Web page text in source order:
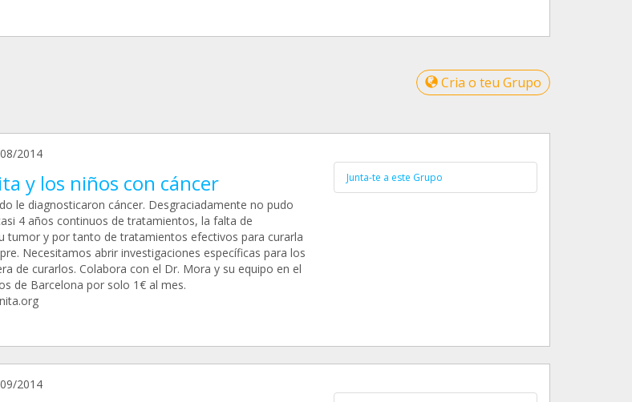
Cria o teu Grupo
2014
y los niños con cáncer
le diagnosticaron cáncer. Desgraciadamente no pudo
4 años continuos de tratamientos, la falta de
tumor y por tanto de tratamientos efectivos para curarla
Necesitamos abrir investigaciones específicas para los
de curarlos. Colabora con el Dr. Mora y su equipo en el
de Barcelona por solo 1€ al mes.
Junta-te a este Grupo
2014